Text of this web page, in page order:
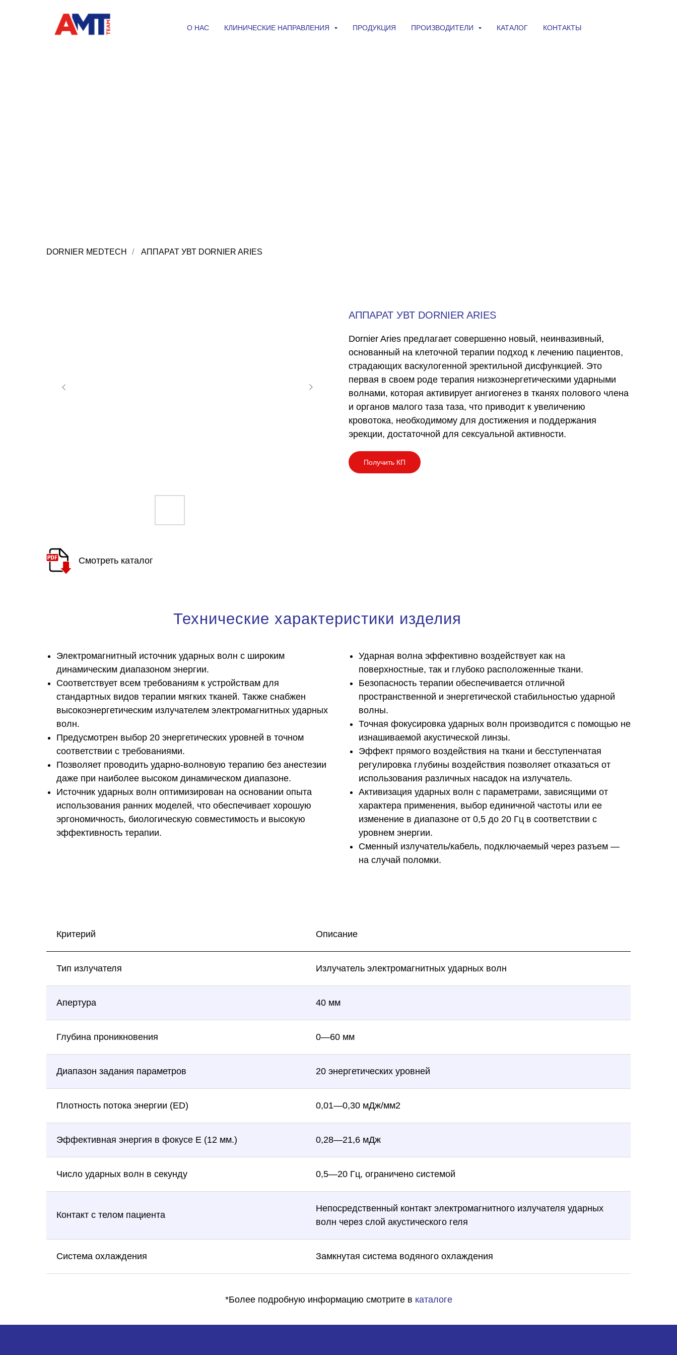
О НАС КЛИНИЧЕСКИЕ НАПРАВЛЕНИЯ ПРОДУКЦИЯ ПРОИЗВОДИТЕЛИ КАТАЛОГ КОНТАКТЫ
DORNIER MEDTECH / АППАРАТ УВТ DORNIER ARIES
АППАРАТ УВТ DORNIER ARIES
Dornier Aries предлагает совершенно новый, неинвазивный,
основанный на клеточной терапии подход к лечению пациентов,
страдающих васкулогенной эректильной дисфункцией. Это
первая в своем роде терапия низкоэнергетическими ударными
волнами, которая активирует ангиогенез в тканях полового члена
и органов малого таза таза, что приводит к увеличению
кровотока, необходимому для достижения и поддержания
эрекции, достаточной для сексуальной активности.
Получить КП
Смотреть каталог
Технические характеристики изделия
Электромагнитный источник ударных волн с широким
динамическим диапазоном энергии.
Соответствует всем требованиям к устройствам для
стандартных видов терапии мягких тканей. Также снабжен
высокоэнергетическим излучателем электромагнитных ударных
волн.
Предусмотрен выбор 20 энергетических уровней в точном
соответствии с требованиями.
Позволяет проводить ударно-волновую терапию без анестезии
даже при наиболее высоком динамическом диапазоне.
Источник ударных волн оптимизирован на основании опыта
использования ранних моделей, что обеспечивает хорошую
эргономичность, биологическую совместимость и высокую
эффективность терапии.
Ударная волна эффективно воздействует как на
поверхностные, так и глубоко расположенные ткани.
Безопасность терапии обеспечивается отличной
пространственной и энергетической стабильностью ударной
волны.
Точная фокусировка ударных волн производится с помощью не
изнашиваемой акустической линзы.
Эффект прямого воздействия на ткани и бесступенчатая
регулировка глубины воздействия позволяет отказаться от
использования различных насадок на излучатель.
Активизация ударных волн с параметрами, зависящими от
характера применения, выбор единичной частоты или ее
изменение в диапазоне от 0,5 до 20 Гц в соответствии с
уровнем энергии.
Сменный излучатель/кабель, подключаемый через разъем —
на случай поломки.
Критерий Описание
Тип излучателя Излучатель электромагнитных ударных волн
Апертура 40 мм
Глубина проникновения 0—60 мм
Диапазон задания параметров 20 энергетических уровней
Плотность потока энергии (ED) 0,01—0,30 мДж/мм2
Эффективная энергия в фокусе E (12 мм.) 0,28—21,6 мДж
Число ударных волн в секунду 0,5—20 Гц, ограничено системой
Контакт с телом пациента
Непосредственный контакт электромагнитного излучателя ударных
волн через слой акустического геля
Система охлаждения Замкнутая система водяного охлаждения
*Более подробную информацию смотрите в каталоге